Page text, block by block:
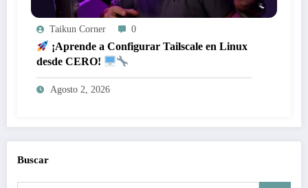
Taikun Corner 0
¡Aprende a Configurar Tailscale en Linux
desde CERO!
Agosto 2, 2026
Buscar